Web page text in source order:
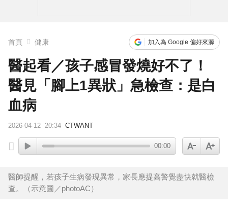
首頁 健康 加入為 Google 偏好來源
醫起看／孩子感冒發燒好不了！
醫見「腳上1異狀」急檢查：是白
血病
2026-04-12 20:34 CTWANT
00:00
醫師提醒，若孩子生病發現異常，家長應提高警覺盡快就醫檢
查。（示意圖／photoAC）